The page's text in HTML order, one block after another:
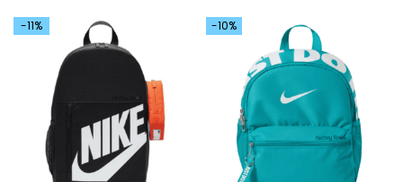
-11% -10%